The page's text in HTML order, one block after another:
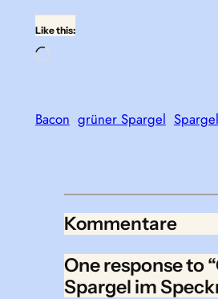
Like this:
Loading…
Bacon grüner Spargel Spargel
Kommentare
One response to
Spargel im